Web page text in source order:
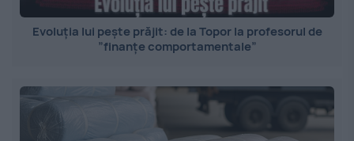
Evoluția lui pește prăjit: de la Topor la profesorul de
”finanțe comportamentale”